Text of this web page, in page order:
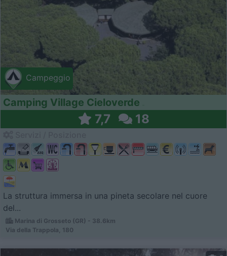
Campeggio
Camping Village Cieloverde
7,7 18
La struttura immersa in una pineta secolare nel cuore
del...
Marina di Grosseto (GR) - 38.6km
Via della Trappola, 180